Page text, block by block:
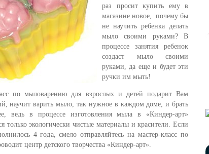
раз просит купить ему в
магазине новое, почему бы
не научить ребенка делать
мыло своими руками? В
процессе занятия ребенок
создаст мыло своими
руками, да еще и будет эти
ручки им мыть!
по мыловарению для взрослых и детей подарит Вам
научит варить мыло, так нужное в каждом доме, и брать
ведь в процессе изготовления мыла в «Киндер-арт»
только экологически чистые материалы и красители. Если
4 года, смело отправляйтесь на мастер-класс по
центр детского творчества «Киндер-арт».